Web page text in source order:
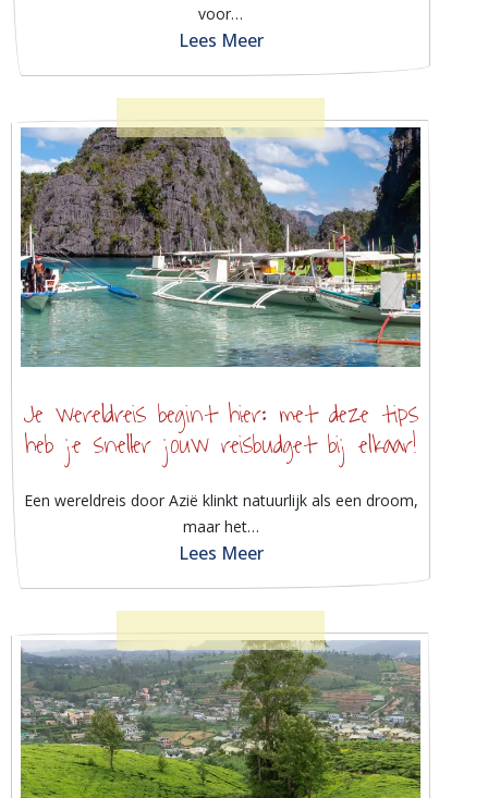
voor…
Lees Meer
Je wereldreis begint hier: met deze tips
heb je sneller jouw reisbudget bij elkaar!
Een wereldreis door Azië klinkt natuurlijk als een droom,
maar het…
Lees Meer